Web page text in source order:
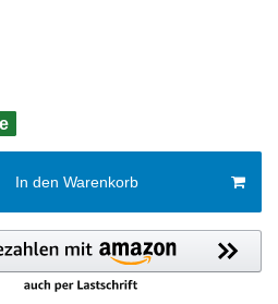
In den Warenkorb